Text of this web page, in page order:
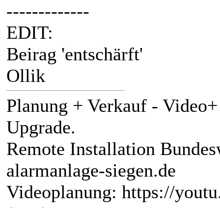
-------------
EDIT:
Beirag 'entschärft'
Ollik
Planung + Verkauf -
Upgrade.
Remote Installation
alarmanlage-siegen.de
Videoplanung: https://